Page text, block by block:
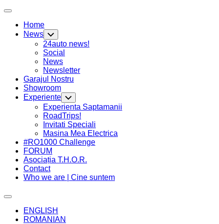
Skip
content
Expand
Home
News Toggle
Child
Menu
24auto news!
Social
News
Newsletter
Garajul Nostru
Showroom
Experiente Toggle
Child
Menu
Experienta Saptamanii
RoadTrips!
Invitati Speciali
Masina Mea Electrica
#RO1000 Challenge
FORUM
Asociația T.H.O.R.
Contact
Who we are | Cine suntem
Expand
ENGLISH
ROMANIAN